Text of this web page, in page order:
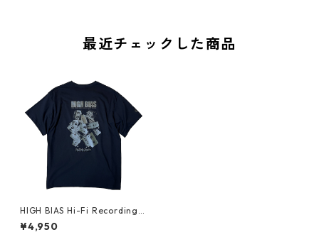
最近チェックした商品
HIGH BIAS Hi-Fi Recording T
-shirt Black x Military Gree
n)
¥4,950